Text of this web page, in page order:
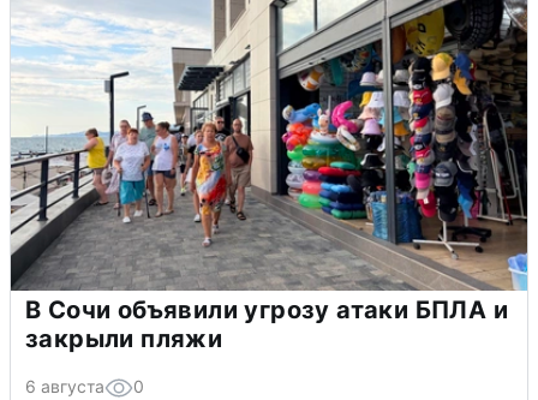
В Сочи объявили угрозу атаки БПЛА и
закрыли пляжи
6 августа 0